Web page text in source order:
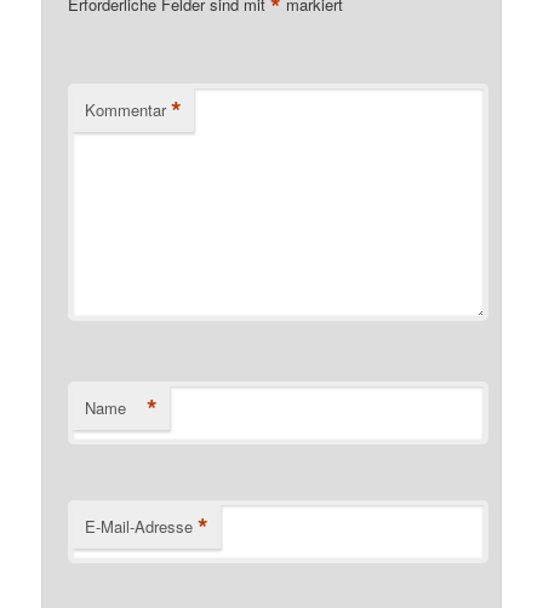
Erforderliche Felder sind mit
markiert
Kommentar *
Name *
E-Mail-Adresse *